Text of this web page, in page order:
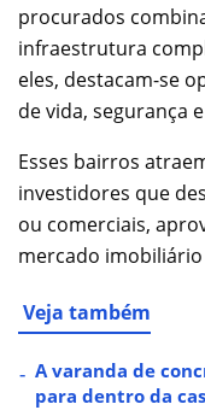
procurados
infraestrutura
eles, destacam-se
de vida, segurança
Esses bairros
investidores que
ou comerciais,
mercado
Veja também
A varanda de
para dentro da